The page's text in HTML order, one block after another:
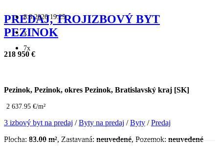
8.8.2026 19:25
x
7x
PREDAJ, TROJIZBOVÝ BYT
PEZINOK
218 950 €
Pezinok, Pezinok, okres Pezinok, Bratislavský kraj [SK]
2 637.95 €/m²
3 izbový byt na predaj /Byty na predaj /Byty /Predaj
Plocha: 83.00 m², Zastavaná: neuvedené, Pozemok: neuvedené